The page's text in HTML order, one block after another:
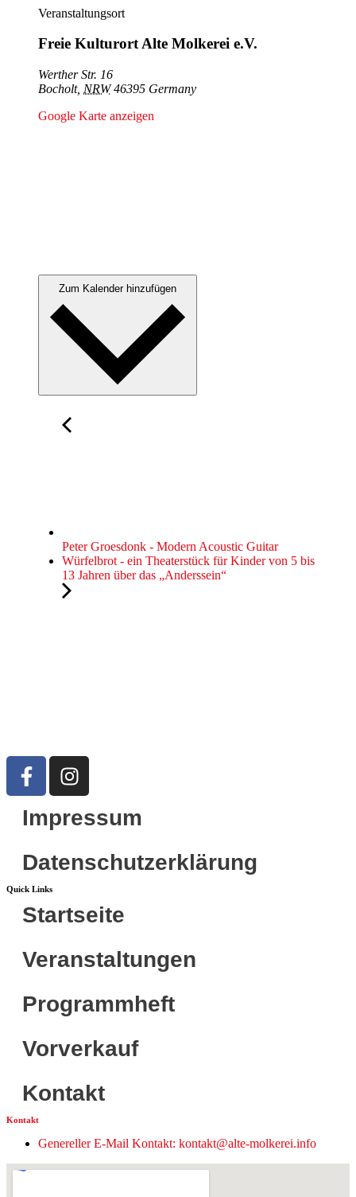
Veranstaltungsort
Freie Kulturort Alte Molkerei e.V.
Werther Str. 16
Bocholt, NRW 46395 Germany
Google Karte anzeigen
Peter Groesdonk - Modern Acoustic Guitar
Würfelbrot - ein Theaterstück für Kinder von 5 bis
13 Jahren über das „Anderssein“
Impressum
Datenschutzerklärung
Quick Links
Startseite
Veranstaltungen
Programmheft
Vorverkauf
Kontakt
Kontakt
Genereller E-Mail Kontakt: kontakt@alte-molkerei.info